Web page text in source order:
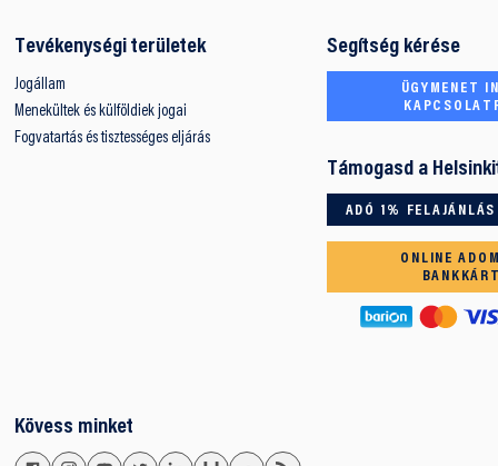
Tevékenységi területek
Jogállam
Menekültek és külföldiek jogai
Fogvatartás és tisztességes eljárás
Segítség kérése
ÜGYMENET
Támogasd a
ADÓ 1% FELAJÁNLÁS
ONLINE
Kövess minket